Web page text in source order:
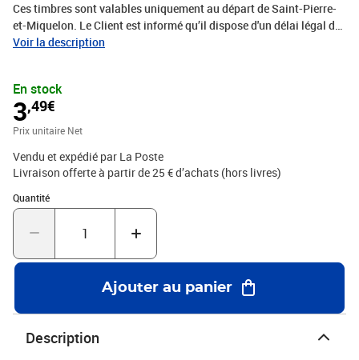
Ces timbres sont valables uniquement au départ de Saint-Pierre-
et-Miquelon. Le Client est informé qu’il dispose d'un délai légal de
14 jours à compter de la date de réception de sa commande pour
figurant en annexe 1 des CGV par voie postale : Service Client
Internet - La Boutique - 99 999 La Poste Cedex
Voir la description
En stock
3,49€
Prix unitaire Net
Vendu et expédié par La Poste
Livraison offerte à partir de 25 € d’achats (hors livres)
Quantité
Quantité : 1
Ajouter au panier
Description